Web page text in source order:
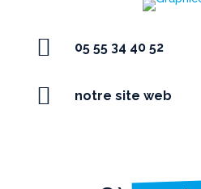
 05 55 34 40 52
 notre site web